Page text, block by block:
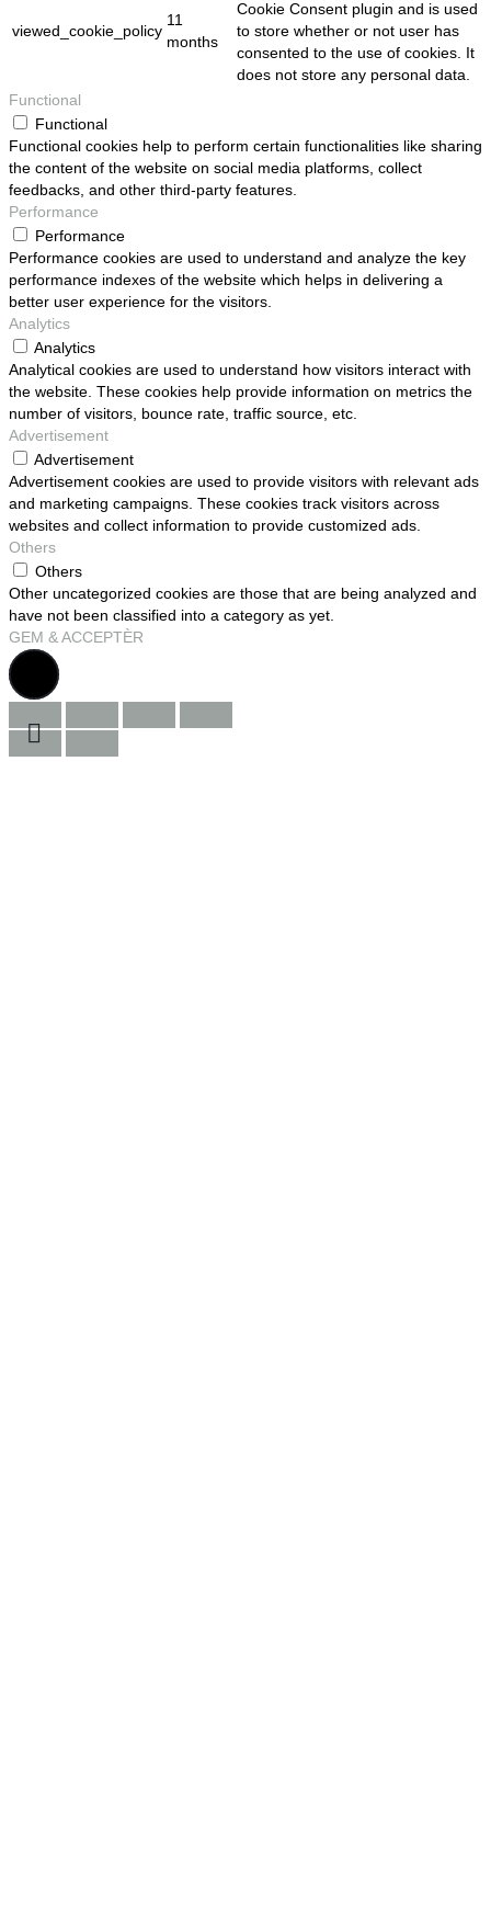
viewed_cookie_policy
11
months
Cookie Consent plugin and is used
to store whether or not user has
consented to the use of cookies. It
does not store any personal data.
Functional
Functional
Functional cookies help to perform certain functionalities like sharing
the content of the website on social media platforms, collect
feedbacks, and other third-party features.
Performance
Performance
Performance cookies are used to understand and analyze the key
performance indexes of the website which helps in delivering a
better user experience for the visitors.
Analytics
Analytics
Analytical cookies are used to understand how visitors interact with
the website. These cookies help provide information on metrics the
number of visitors, bounce rate, traffic source, etc.
Advertisement
Advertisement
Advertisement cookies are used to provide visitors with relevant ads
and marketing campaigns. These cookies track visitors across
websites and collect information to provide customized ads.
Others
Others
Other uncategorized cookies are those that are being analyzed and
have not been classified into a category as yet.
GEM & ACCEPTÈR